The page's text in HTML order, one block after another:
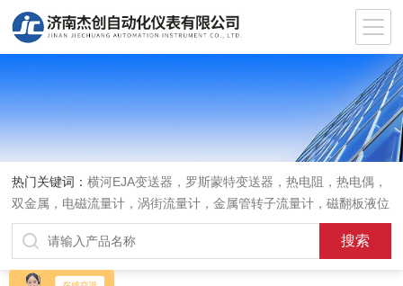
热门关键词：横河EJA变送器，罗斯蒙特变送器，热电阻，热电偶，
双金属，电磁流量计，涡街流量计，金属管转子流量计，磁翻板液位
计，超声波液位计